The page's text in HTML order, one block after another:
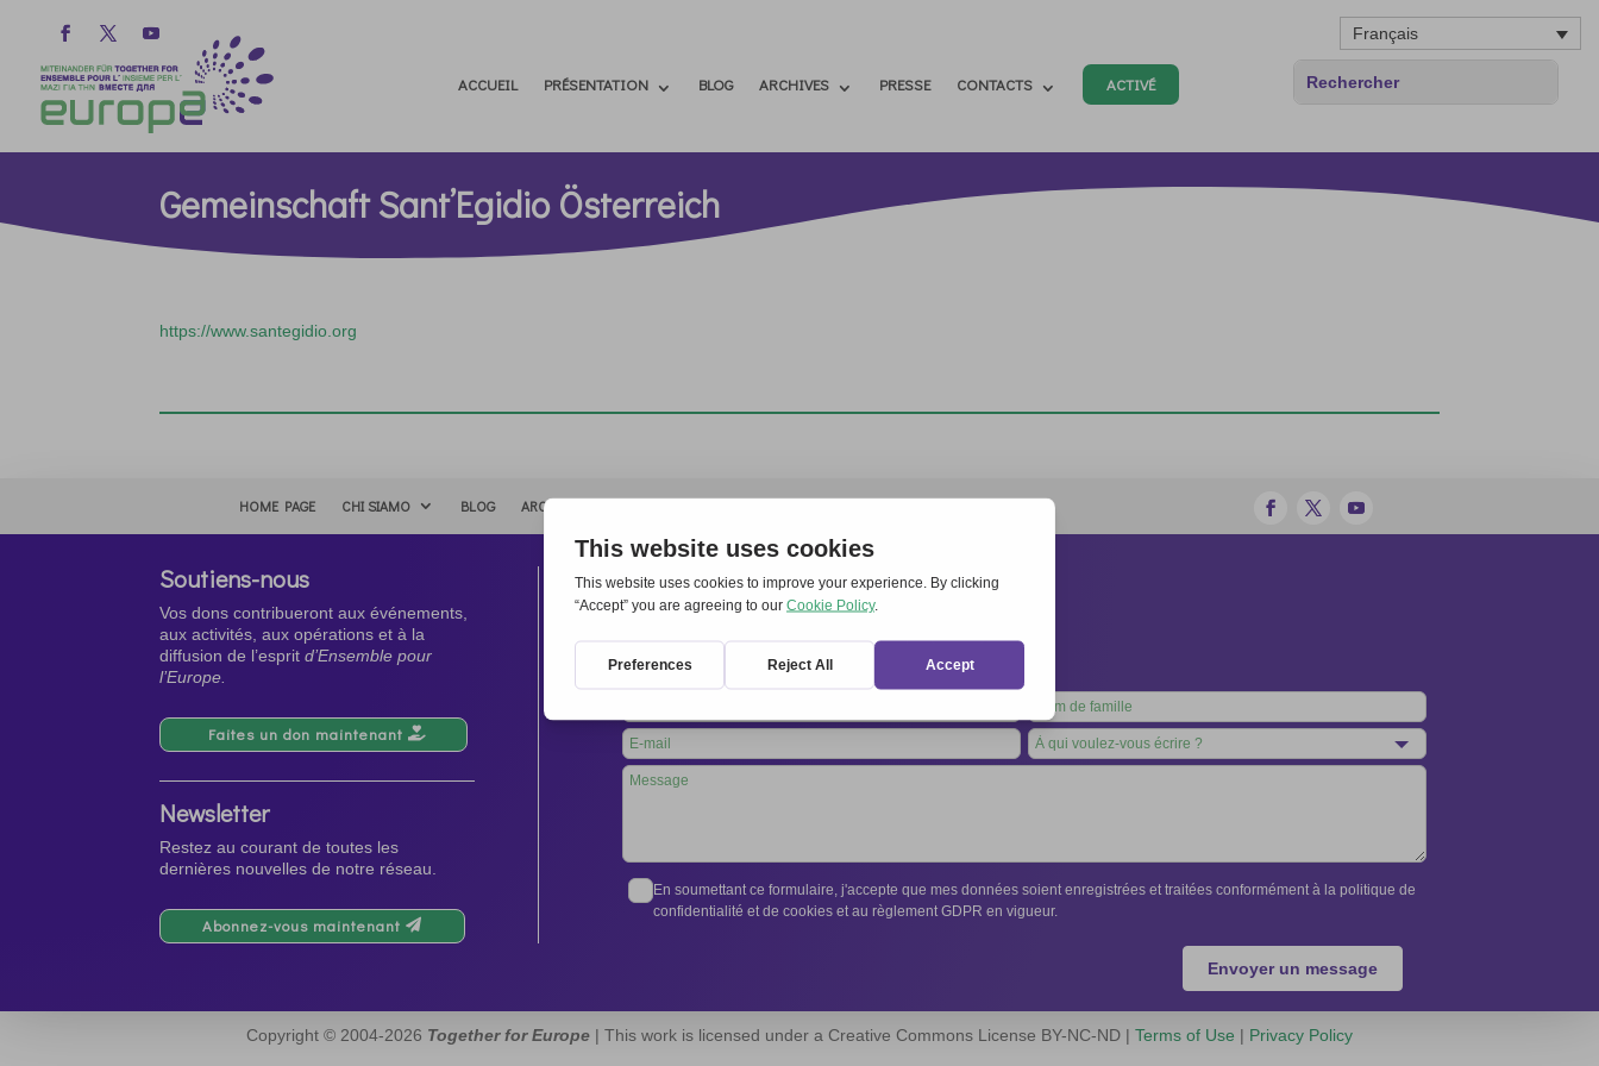
Français
ACCUEIL PRÉSENTATION BLOG ARCHIVES PRESSE CONTACTS ACTIVÉ
Gemeinschaft Sant’Egidio Österreich
https://www.santegidio.org
HOME PAGE CHI SIAMO BLOG ARCHIVIO
Soutiens-nous
Vos dons contribueront aux événements,
aux activités, aux opérations et à la
diffusion de l’espritd’Ensemble pour
l’Europe.
Faites un don maintenant
Newsletter
Restez au courant de toutes les
dernières nouvelles de notre réseau.
Abonnez-vous maintenant
Contacts
Secrétariat international:
Tél. +39 06 94798302
this
field
blank
En soumettant ce formulaire, j'accepte que mes données soient enregistrées et traitées conformément à la politique de
confidentialité et de cookies et au règlement GDPR en vigueur.
Envoyer un message
Copyright © 2004-2026 Together for Europe | This work is licensed under a Creative Commons License BY-NC-ND | Terms of Use | Privacy Policy